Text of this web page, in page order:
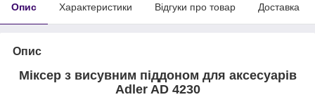
Опис Характеристики Відгуки про товар Доставка
Опис
Міксер з висувним піддоном для аксесуарів
Adler AD 4230